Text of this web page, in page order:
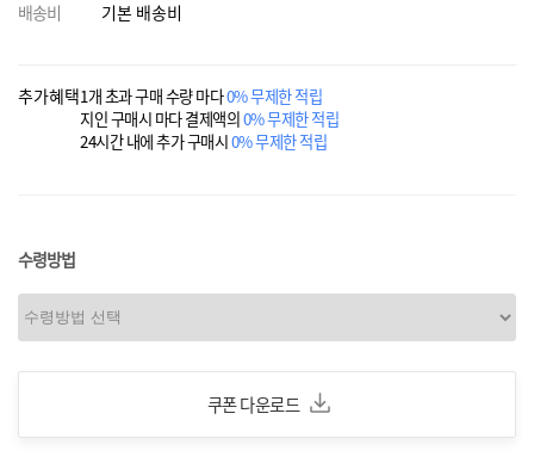
배송비 기본 배송비
추가혜택1개 초과 구매 수량 마다0% 무제한 적립
지인 구매시 마다 결제액의0% 무제한 적립
24시간 내에 추가 구매시0% 무제한 적립
수령방법
쿠폰 다운로드